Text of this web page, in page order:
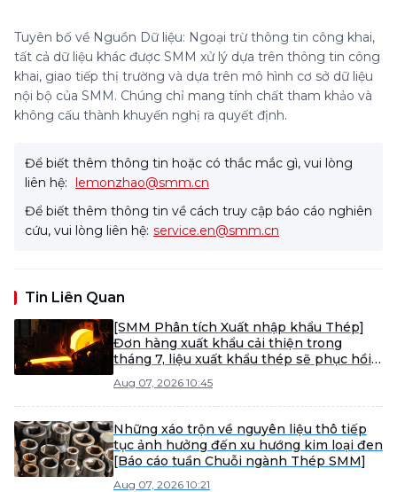
Tuyên bố về Nguồn Dữ liệu: Ngoại trừ thông tin công khai,
tất cả dữ liệu khác được SMM xử lý dựa trên thông tin công
khai, giao tiếp thị trường và dựa trên mô hình cơ sở dữ liệu
nội bộ của SMM. Chúng chỉ mang tính chất tham khảo và
không cấu thành khuyến nghị ra quyết định.
Để biết thêm thông tin hoặc có thắc mắc gì, vui lòng
liên hệ: lemonzhao@smm.cn
Để biết thêm thông tin về cách truy cập báo cáo nghiên
cứu, vui lòng liên hệ: service.en@smm.cn
Tin Liên Quan
[SMM Phân tích Xuất nhập khẩu Thép]
Đơn hàng xuất khẩu cải thiện trong
tháng 7, liệu xuất khẩu thép sẽ phục hồi
Aug 07, 2026 10:45
Những xáo trộn về nguyên liệu thô tiếp
tục ảnh hưởng đến xu hướng kim loại đen
[Báo cáo tuần Chuỗi ngành Thép SMM]
Aug 07, 2026 10:21